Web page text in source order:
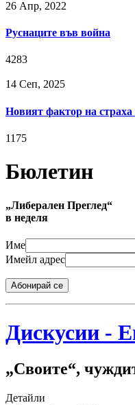
26 Апр, 2022
Руснаците във война
4283
14 Сeп, 2025
Новият фактор на страха
1175
Бюлетин
„Либерален Преглед“
в неделя
Име
Имейл адрес
Абонирай се
Дискусии -
„Своите“,
Детайли